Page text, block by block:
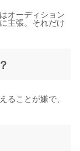
オーディション
主張。それだけ
ることが嫌で、